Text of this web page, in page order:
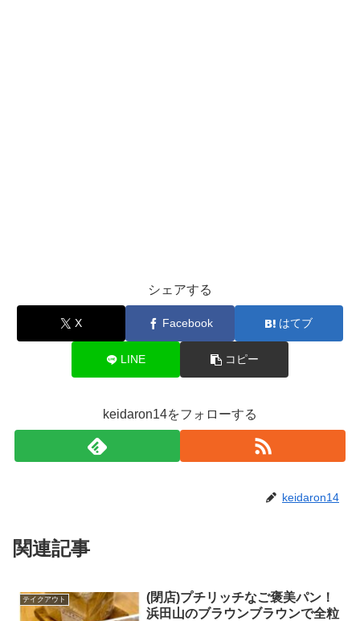
シェアする
X Facebook はてブ
LINE コピー
keidaron14をフォローする
keidaron14
関連記事
テイクアウト
(閉店)プチリッチなご褒美パン！
浜田山のブラウンブラウンで全粒